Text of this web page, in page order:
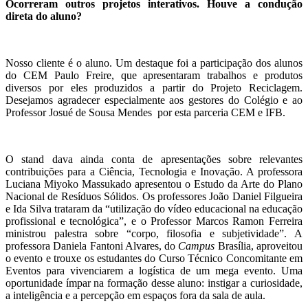
Ocorreram outros projetos interativos. Houve a condução
direta do aluno?
Nosso cliente é o aluno. Um destaque foi a participação dos alunos
do CEM Paulo Freire, que apresentaram trabalhos e produtos
diversos por eles produzidos a partir do Projeto Reciclagem.
Desejamos agradecer especialmente aos gestores do Colégio e ao
Professor Josué de Sousa Mendes por esta parceria CEM e IFB.
O stand dava ainda conta de apresentações sobre relevantes
contribuições para a Ciência, Tecnologia e Inovação. A professora
Luciana Miyoko Massukado apresentou o Estudo da Arte do Plano
Nacional de Resíduos Sólidos. Os professores João Daniel Filgueira
e Ida Silva trataram da “utilização do vídeo educacional na educação
profissional e tecnológica”, e o Professor Marcos Ramon Ferreira
ministrou palestra sobre “corpo, filosofia e subjetividade”. A
professora Daniela Fantoni Alvares, do Campus Brasília, aproveitou
o evento e trouxe os estudantes do Curso Técnico Concomitante em
Eventos para vivenciarem a logística de um mega evento. Uma
oportunidade ímpar na formação desse aluno: instigar a curiosidade,
a inteligência e a percepção em espaços fora da sala de aula.